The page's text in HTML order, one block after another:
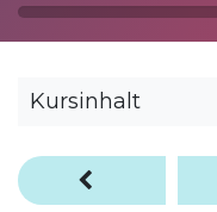
Kursinhalt